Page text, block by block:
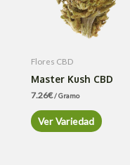
Flores CBD
Master Kush CBD
7.26€/ Gramo
Ver Variedad